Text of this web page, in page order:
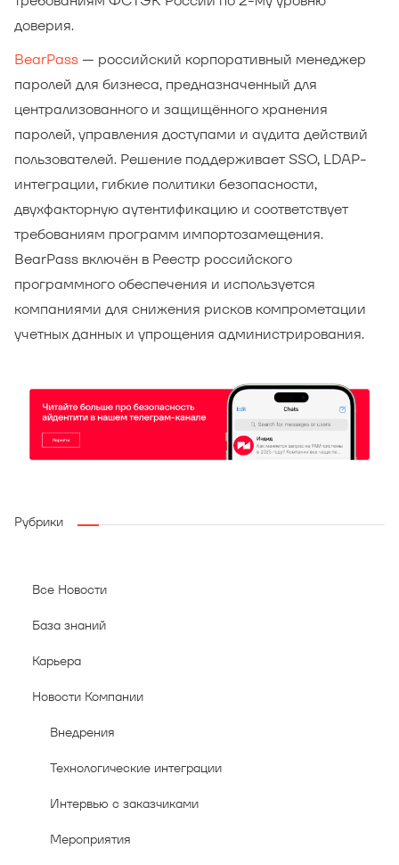
доверия.
BearPass — российский корпоративный менеджер
паролей для бизнеса, предназначенный для
централизованного и защищённого хранения
паролей, управления доступами и аудита действий
пользователей. Решение поддерживает SSO, LDAP-
интеграции, гибкие политики безопасности,
двухфакторную аутентификацию и соответствует
требованиям программ импортозамещения.
BearPass включён в Реестр российского
программного обеспечения и используется
компаниями для снижения рисков компрометации
учетных данных и упрощения администрирования.
Рубрики
Все Новости
База знаний
Карьера
Новости Компании
Внедрения
Технологические интеграции
Интервью с заказчиками
Мероприятия